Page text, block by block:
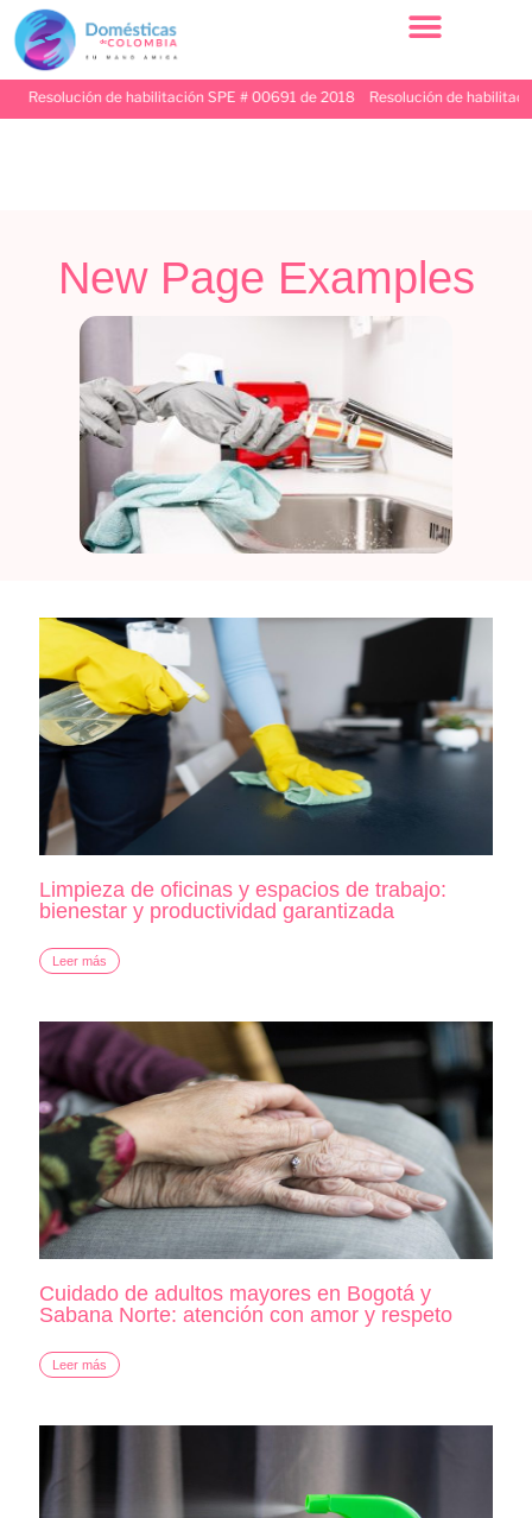
de habilitación SPE # 00691 de 2018 Resolución de habilitación
New Page Examples
Limpieza de oficinas y espacios de trabajo:
bienestar y productividad garantizada
Leer más
Cuidado de adultos mayores en Bogotá y
Sabana Norte: atención con amor y respeto
Leer más